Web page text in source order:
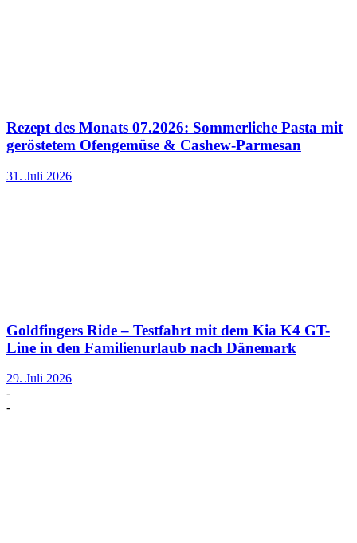
Rezept des Monats 07.2026: Sommerliche Pasta mit
geröstetem Ofengemüse & Cashew-Parmesan
31. Juli 2026
Goldfingers Ride – Testfahrt mit dem Kia K4 GT-
Line in den Familienurlaub nach Dänemark
29. Juli 2026
-
-